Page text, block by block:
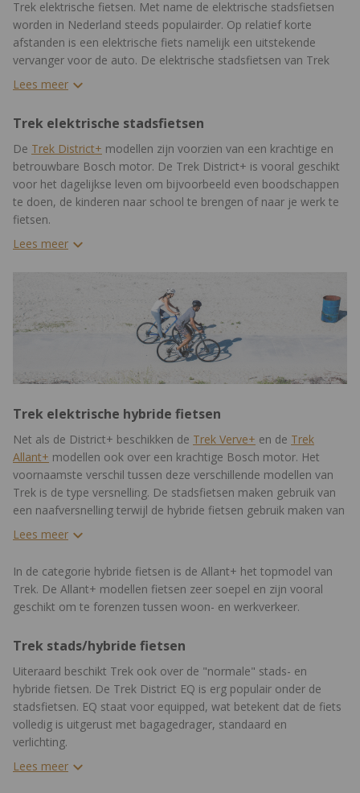
Trek elektrische fietsen. Met name de elektrische stadsfietsen
worden in Nederland steeds populairder. Op relatief korte
afstanden is een elektrische fiets namelijk een uitstekende
vervanger voor de auto. De elektrische stadsfietsen van Trek
kenmerken zich door een ‘+’ tekentje achter de naam.
Lees meer
Trek elektrische stadsfietsen
De Trek District+ modellen zijn voorzien van een krachtige en
betrouwbare Bosch motor. De Trek District+ is vooral geschikt
voor het dagelijkse leven om bijvoorbeeld even boodschappen
te doen, de kinderen naar school te brengen of naar je werk te
fietsen.
Lees meer
Trek elektrische hybride fietsen
Net als de District+ beschikken de Trek Verve+ en de Trek
Allant+ modellen ook over een krachtige Bosch motor. Het
voornaamste verschil tussen deze verschillende modellen van
Trek is de type versnelling. De stadsfietsen maken gebruik van
een naafversnelling terwijl de hybride fietsen gebruik maken van
een sportievere derailleurversnelling. Daarnaast hebben hybride
fietsen vaak meer versnellingen met een groter schakelbereik.
Lees meer
In de categorie hybride fietsen is de Allant+ het topmodel van
Trek. De Allant+ modellen fietsen zeer soepel en zijn vooral
geschikt om te forenzen tussen woon- en werkverkeer.
Trek stads/hybride fietsen
Uiteraard beschikt Trek ook over de "normale" stads- en
hybride fietsen. De Trek District EQ is erg populair onder de
stadsfietsen. EQ staat voor equipped, wat betekent dat de fiets
volledig is uitgerust met bagagedrager, standaard en
verlichting.
Lees meer